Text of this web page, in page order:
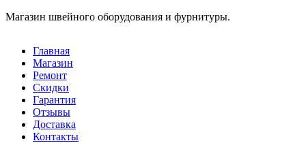
Магазин швейного оборудования и фурнитуры.
Главная
Магазин
Ремонт
Скидки
Гарантия
Отзывы
Доставка
Контакты